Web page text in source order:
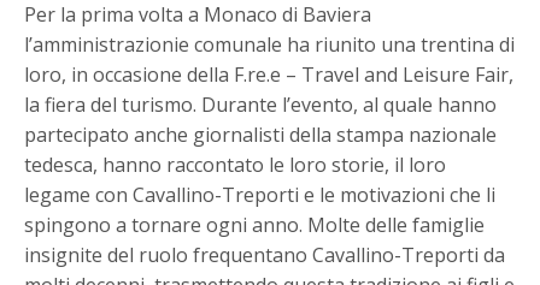
Per la prima volta a Monaco di Baviera
l’amministrazionie comunale ha riunito una trentina di
loro, in occasione della F.re.e – Travel and Leisure Fair,
la fiera del turismo. Durante l’evento, al quale hanno
partecipato anche giornalisti della stampa nazionale
tedesca, hanno raccontato le loro storie, il loro
legame con Cavallino-Treporti e le motivazioni che li
spingono a tornare ogni anno. Molte delle famiglie
insignite del ruolo frequentano Cavallino-Treporti da